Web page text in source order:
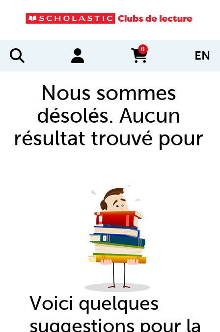
0
items in cart EN
Nous sommes
désolés. Aucun
résultat trouvé pour
Voici quelques
suggestions pour la